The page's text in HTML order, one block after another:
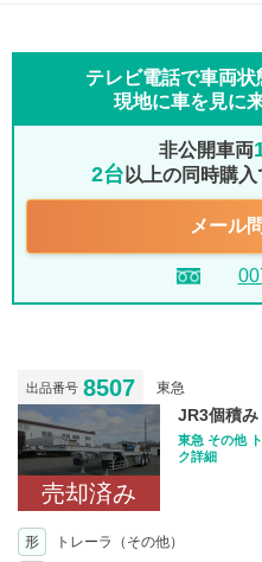
テレビ電話で車両状
現地に車を見に
非公開車両
2台 以上の同時購
メール
出品番号 8507 東急
売却済み
JR3個積
東急 その他
ク詳細
形 トレーラ（その他）